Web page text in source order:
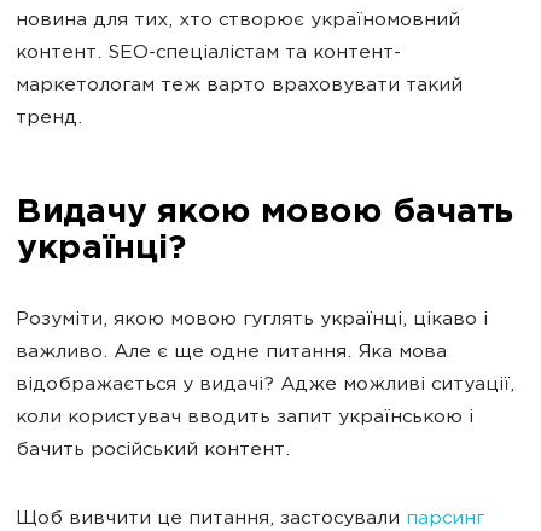
новина для тих, хто створює україномовний
контент. SEO-спеціалістам та контент-
маркетологам теж варто враховувати такий
тренд.
Видачу якою мовою бачать
українці?
Розуміти, якою мовою гуглять українці, цікаво і
важливо. Але є ще одне питання. Яка мова
відображається у видачі? Адже можливі ситуації,
коли користувач вводить запит українською і
бачить російський контент.
Щоб вивчити це питання, застосували парсинг